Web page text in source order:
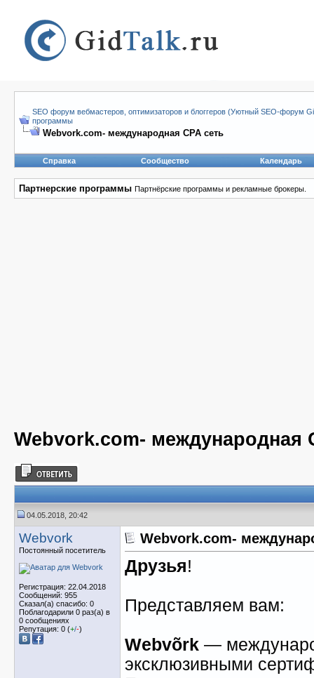
SEO форум вебмастеров, оптимизаторов и блоггеров (Уютный SEO-форум
программы
Webvork.com- международная СРА сеть
Справка Сообщество Календарь
Партнерские программы Партнёрские программы и рекламные брокеры.
Webvork.com- международная
04.05.2018, 20:42
Webvork
Постоянный посетитель
Регистрация: 22.04.2018
Сообщений: 955
Сказал(а) спасибо: 0
Поблагодарили 0 раз(а) в
0 сообщениях
Репутация: 0 (+/-)
Webvork.com-
Друзья!
Представляем вам:
Webvõrk —
эксклюзивными